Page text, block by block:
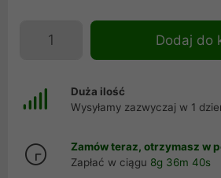
Dodaj do
Duża ilość
Wysyłamy zazwyczaj w 1
Zamów teraz, otrzymasz w
Zapłać w ciągu 8g 36m 40s